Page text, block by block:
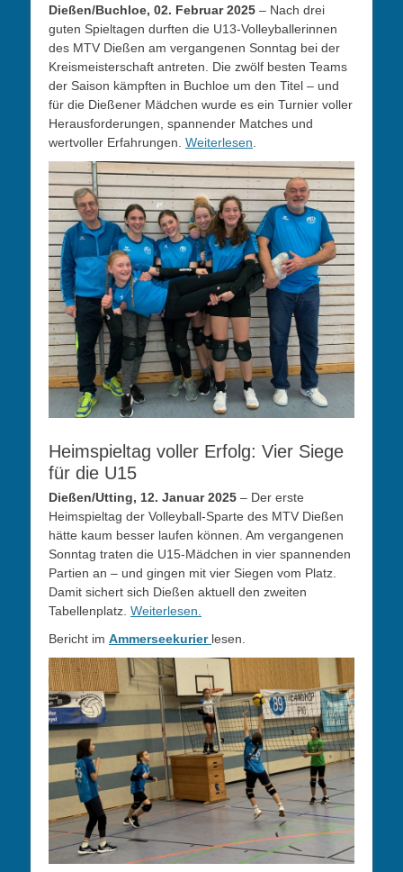
Dießen/Buchloe, 02. Februar 2025 – Nach drei
guten Spieltagen durften die U13-Volleyballerinnen
des MTV Dießen am vergangenen Sonntag bei der
Kreismeisterschaft antreten. Die zwölf besten Teams
der Saison kämpften in Buchloe um den Titel – und
für die Dießener Mädchen wurde es ein Turnier voller
Herausforderungen, spannender Matches und
wertvoller Erfahrungen. Weiterlesen
Heimspieltag voller Erfolg: Vier Siege
für die U15
Dießen/Utting, 12. Januar 2025 – Der erste
Heimspieltag der Volleyball-Sparte des MTV Dießen
hätte kaum besser laufen können. Am vergangenen
Sonntag traten die U15-Mädchen in vier spannenden
Partien an – und gingen mit vier Siegen vom Platz.
Damit sichert sich Dießen aktuell den zweiten
Tabellenplatz. Weiterlesen.
Bericht im Ammerseekurier lesen.